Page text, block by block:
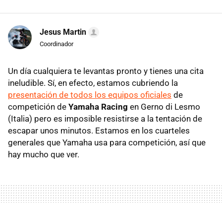
Jesus Martin
Coordinador
Un día cualquiera te levantas pronto y tienes una cita
ineludible. Sí, en efecto, estamos cubriendo la
presentación de todos los equipos oficiales de
competición de Yamaha Racing en Gerno di Lesmo
(Italia) pero es imposible resistirse a la tentación de
escapar unos minutos. Estamos en los cuarteles
generales que Yamaha usa para competición, así que
hay mucho que ver.